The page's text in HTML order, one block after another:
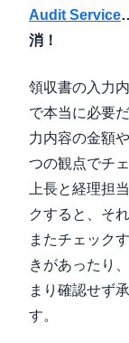
Audit Service
消！
領収書の入力
で本当に必要
力内容の金額
つの観点でチ
上長と経理担
クすると、そ
またチェック
きがあったり
まり確認せず
す。